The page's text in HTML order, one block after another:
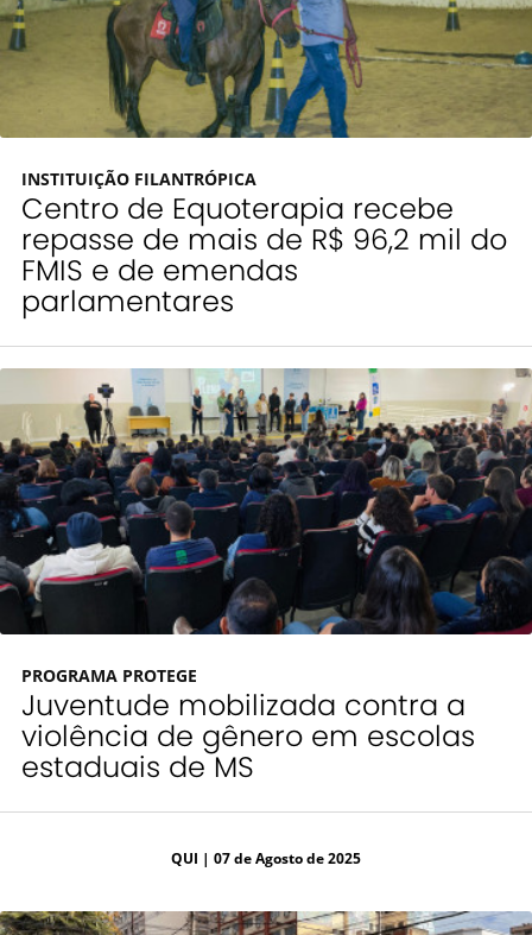
INSTITUIÇÃO FILANTRÓPICA
Centro de Equoterapia recebe
repasse de mais de R$ 96,2 mil do
FMIS e de emendas
parlamentares
PROGRAMA PROTEGE
Juventude mobilizada contra a
violência de gênero em escolas
estaduais de MS
QUI | 07 de Agosto de 2025